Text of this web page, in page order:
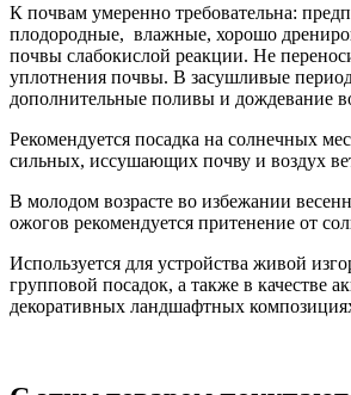
К почвам умеренно требовательна:
плодородные, влажные, хорошо
почвы слабокислой реакции. Не
уплотнения почвы. В засушливые
дополнительные поливы и дождевание
Рекомендуется посадка на солнечных
сильных, иссушающих почву и воздух
В молодом возрасте во избежании
ожогов рекомендуется притенение от
Используется для устройства живой
групповой посадок, а также в качестве
декоративных ландшафтных